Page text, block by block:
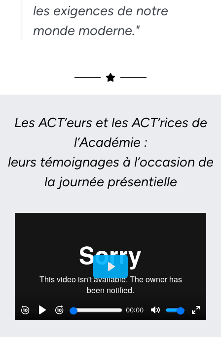
les exigences de notre
monde moderne."
Les ACT’eurs et les ACT’rices de
l’Académie :
leurs témoignages à l’occasion de
la journée présentielle